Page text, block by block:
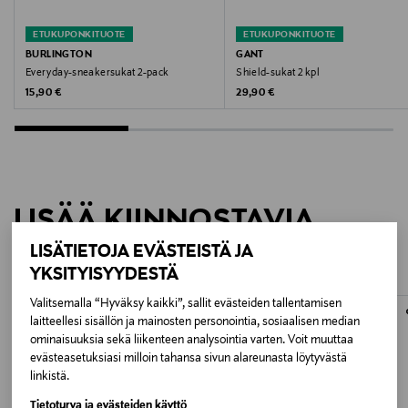
LISÄTIETOJA EVÄSTEISTÄ JA
YKSITYISYYDESTÄ
Valitsemalla “Hyväksy kaikki”, sallit evästeiden tallentamisen
laitteellesi sisällön ja mainosten personointia, sosiaalisen median
ominaisuuksia sekä liikenteen analysointia varten. Voit muuttaa
evästeasetuksiasi milloin tahansa sivun alareunasta löytyvästä
linkistä.
MUSTA/HARMAA
Koko
ETUKUPONKITUOTE
BURLINGTON
Everyday-sneakersukat 2-pack
Original Price
15,90 €
ETUKUPONKITUOTE
GANT
Shield-sukat 2 kpl
Original Price
29,90 €
LISÄÄ KIINNOSTAVIA
TUOTTEITA